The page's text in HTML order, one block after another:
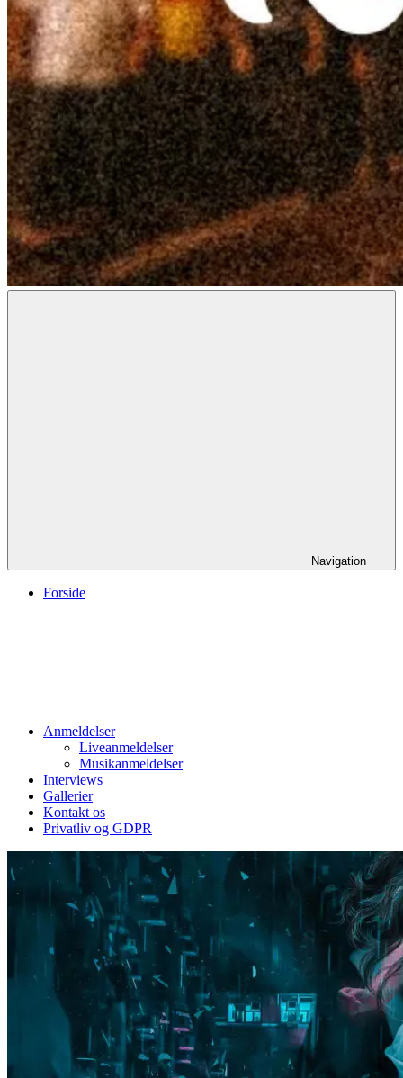
Navigation
Forside
Anmeldelser
Liveanmeldelser
Musikanmeldelser
Interviews
Gallerier
Kontakt os
Privatliv og GDPR